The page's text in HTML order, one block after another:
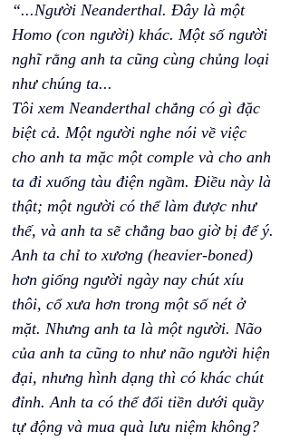
“...Người Neanderthal. Đây là một
Homo (con người) khác. Một số người
nghĩ rằng anh ta cũng cùng chủng loại
như chúng ta...
Tôi xem Neanderthal chẳng có gì đặc
biệt cả. Một người nghe nói về việc
cho anh ta mặc một comple và cho anh
ta đi xuống tàu điện ngầm. Điều này là
thật; một người có thể làm được như
thế, và anh ta sẽ chẳng bao giờ bị để ý.
Anh ta chỉ to xương (heavier-boned)
hơn giống người ngày nay chút xíu
thôi, cổ xưa hơn trong một số nét ở
mặt. Nhưng anh ta là một người. Não
của anh ta cũng to như não người hiện
đại, nhưng hình dạng thì có khác chút
đỉnh. Anh ta có thể đổi tiền dưới quầy
tự động và mua quà lưu niệm không?